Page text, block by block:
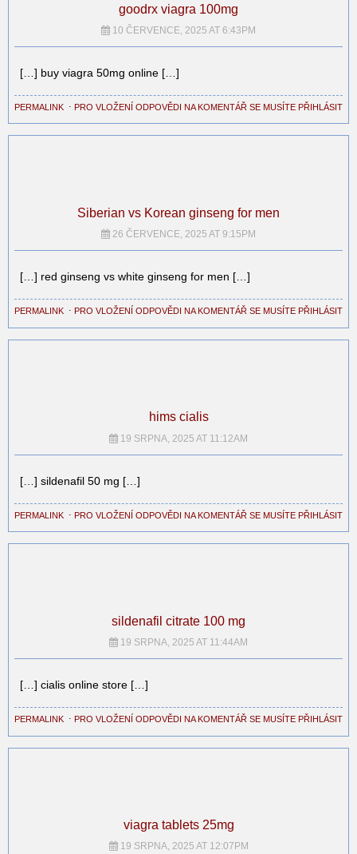
goodrx viagra 100mg
10 ČERVENCE, 2025 AT 6:43PM
[…] buy viagra 50mg online […]
PERMALINK ⋅ PRO VLOŽENÍ ODPOVĚDI NA KOMENTÁŘ SE MUSÍTE PŘIHLÁSIT
Siberian vs Korean ginseng for men
26 ČERVENCE, 2025 AT 9:15PM
[…] red ginseng vs white ginseng for men […]
PERMALINK ⋅ PRO VLOŽENÍ ODPOVĚDI NA KOMENTÁŘ SE MUSÍTE PŘIHLÁSIT
hims cialis
19 SRPNA, 2025 AT 11:12AM
[…] sildenafil 50 mg […]
PERMALINK ⋅ PRO VLOŽENÍ ODPOVĚDI NA KOMENTÁŘ SE MUSÍTE PŘIHLÁSIT
sildenafil citrate 100 mg
19 SRPNA, 2025 AT 11:44AM
[…] cialis online store […]
PERMALINK ⋅ PRO VLOŽENÍ ODPOVĚDI NA KOMENTÁŘ SE MUSÍTE PŘIHLÁSIT
viagra tablets 25mg
19 SRPNA, 2025 AT 12:07PM